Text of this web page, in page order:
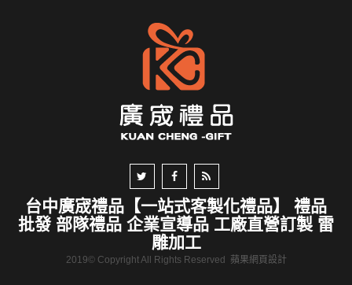
台中廣宬禮品【一站式客製化禮品】 禮品
批發 部隊禮品 企業宣導品 工廠直營訂製 雷
雕加工
2019© Copyright All Rights Reserved 蘋果網頁設計